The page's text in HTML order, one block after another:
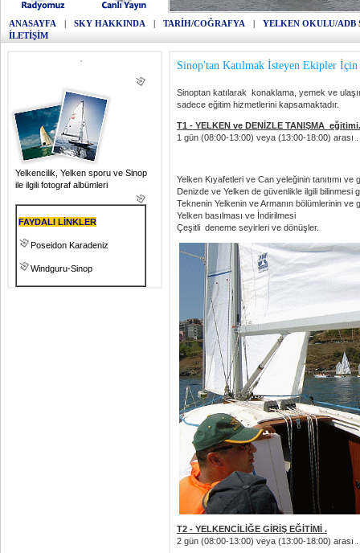
ANASAYFA | SKY HAKKINDA | TARİH/COĞRAFYA |
YELKEN OKULU/ADB
İLETİŞİM
Yelkencilik, Yelken sporu ve Sinop
ile ilgili fotograf albümleri
FAYDALI LİNKLER
Poseidon Karadeniz
Windguru-Sinop
Sinop'tan Katılmak İsteyen Ekipler İçin
Sinoptan katılarak konaklama, yemek ve
sadece eğitim hizmetlerini kapsamaktadır.
T1 - YELKEN ve DENİZLE TANIŞMA eğitimi.
1 gün (08:00-13:00) veya (13:00-18:00) arası
Yelken Kıyafetleri ve Can yeleğinin tanıtımı ve
Denizde ve Yelken de güvenlikle ilgili bilinmesi
Teknenin Yelkenin ve Armanın bölümlerinin ve
Yelken basılması ve İndirilmesi
Çeşitli deneme seyirleri ve dönüşler.
T2 - YELKENCİLİĞE GİRİŞ EĞİTİMİ .
2 gün (08:00-13:00) veya (13:00-18:00) arası